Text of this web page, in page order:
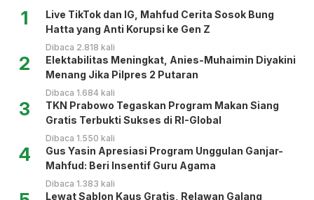
1
Live TikTok dan IG, Mahfud Cerita Sosok Bung
Hatta yang Anti Korupsi ke Gen Z
Dibaca 2.818 kali
2
Elektabilitas Meningkat, Anies-Muhaimin Diyakini
Menang Jika Pilpres 2 Putaran
Dibaca 1.684 kali
3
TKN Prabowo Tegaskan Program Makan Siang
Gratis Terbukti Sukses di RI-Global
Dibaca 1.550 kali
4
Gus Yasin Apresiasi Program Unggulan Ganjar-
Mahfud: Beri Insentif Guru Agama
Dibaca 1.383 kali
Lewat Sablon Kaus Gratis, Relawan Galang